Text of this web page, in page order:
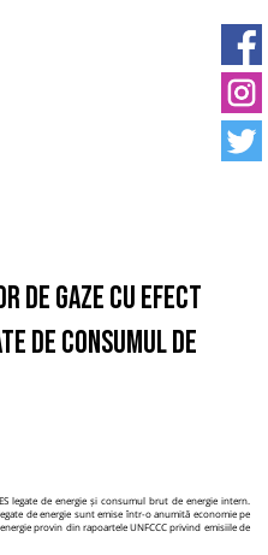
de gaze cu efect
de consumul de
legate de energie și consumul brut de energie intern.
de energie sunt emise într-o anumită economie pe
provin din rapoartele UNFCCC privind emisiile de